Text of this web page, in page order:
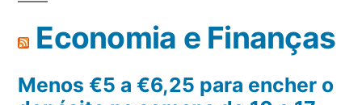
Economia e Finanças
Menos €5 a €6,25 para encher o